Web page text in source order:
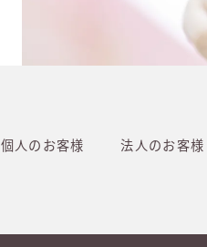
個人のお客様 法人のお客様